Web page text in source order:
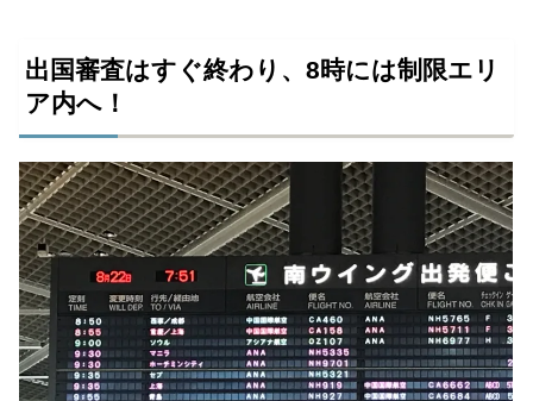
出国審査はすぐ終わり、8時には制限エリ
ア内へ！